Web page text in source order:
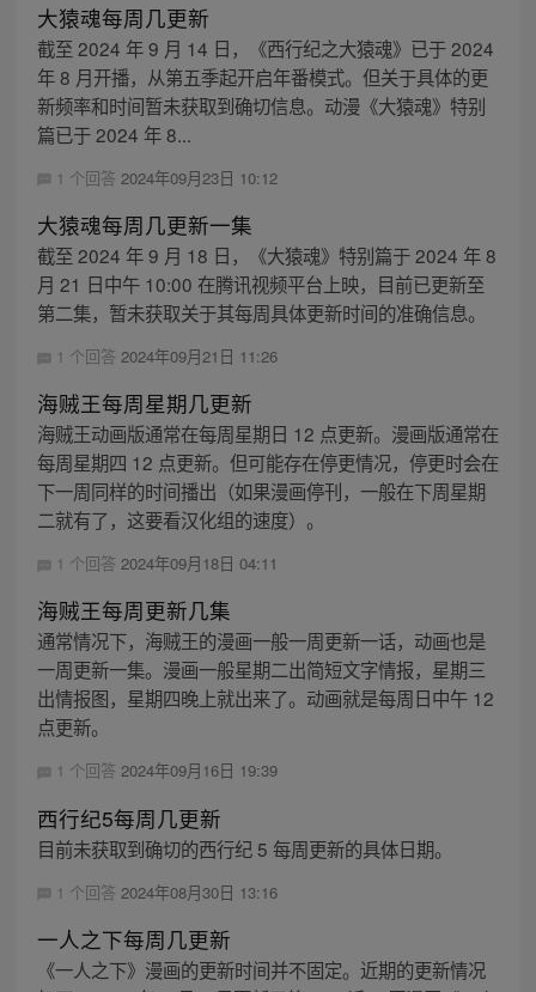
大猿魂每周几更新
截至 2024 年 9 月 14 日，《西行纪之大猿魂》已于 2024
年 8 月开播，从第五季起开启年番模式。但关于具体的更
新频率和时间暂未获取到确切信息。动漫《大猿魂》特别
篇已于 2024 年 8...
1 个回答 2024年09月23日 10:12
大猿魂每周几更新一集
截至 2024 年 9 月 18 日，《大猿魂》特别篇于 2024 年 8
月 21 日中午 10:00 在腾讯视频平台上映，目前已更新至
第二集，暂未获取关于其每周具体更新时间的准确信息。
1 个回答 2024年09月21日 11:26
海贼王每周星期几更新
海贼王动画版通常在每周星期日 12 点更新。漫画版通常在
每周星期四 12 点更新。但可能存在停更情况，停更时会在
下一周同样的时间播出（如果漫画停刊，一般在下周星期
二就有了，这要看汉化组的速度）。
1 个回答 2024年09月18日 04:11
海贼王每周更新几集
通常情况下，海贼王的漫画一般一周更新一话，动画也是
一周更新一集。漫画一般星期二出简短文字情报，星期三
出情报图，星期四晚上就出来了。动画就是每周日中午 12
点更新。
1 个回答 2024年09月16日 19:39
西行纪5每周几更新
目前未获取到确切的西行纪 5 每周更新的具体日期。
1 个回答 2024年08月30日 13:16
一人之下每周几更新
《一人之下》漫画的更新时间并不固定。近期的更新情况